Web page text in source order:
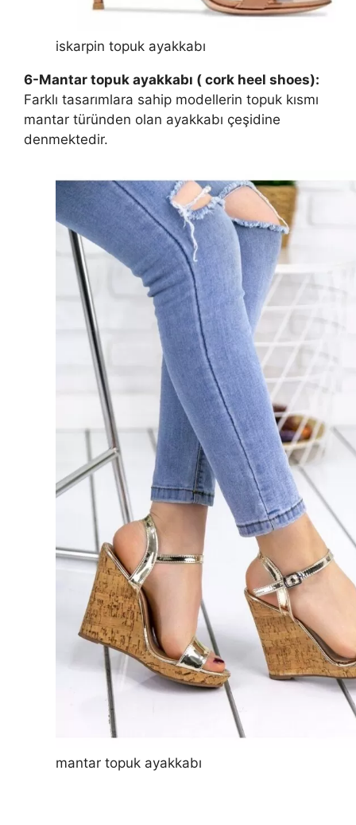
iskarpin topuk ayakkabı
6-Mantar topuk ayakkabı ( cork heel shoes):
Farklı tasarımlara sahip modellerin topuk kısmı
mantar türünden olan ayakkabı çeşidine
denmektedir.
mantar topuk ayakkabı